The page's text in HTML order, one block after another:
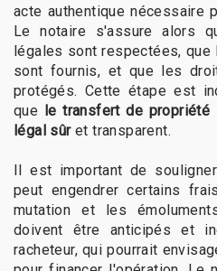
acte authentique nécessaire
Le notaire s'assure alors
légales sont respectées,
sont fournis, et que les
protégés. Cette étape est
que le transfert de propriété
légal sûret transparent.
Il est important de
peut engendrer certains
mutation et les
doivent être anticipés et
racheteur, qui pourrait